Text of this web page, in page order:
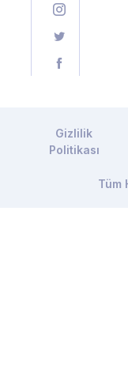
Gizlilik
Politikası
Tüm